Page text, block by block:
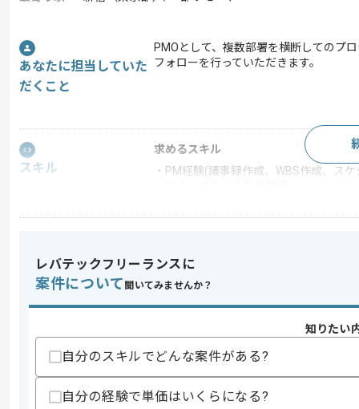
あなたに担当していた
だくこと
PMOとして、複数部署を横断してのプ
フォローを行っていただきます。
スキル
求めるスキル
・PM経験(議事録作成、WBS作成、ス
スキルに不安がある方へ
上記に似た経験やスキルをお持ちであれば申
商談回数
2回
募集人数
1人
作業開始日
2022/09/01
レバテックフリーランスに
案件について 聞いてみませんか？
知りたい
自分のスキルでどんな案件がある?
自分の経験で単価はいくらになる?